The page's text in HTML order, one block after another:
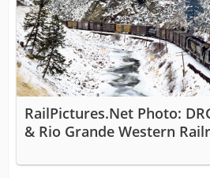
RailPictures.Net Photo:
& Rio Grande Western
at Hot Sulphur Springs,
Nuthall